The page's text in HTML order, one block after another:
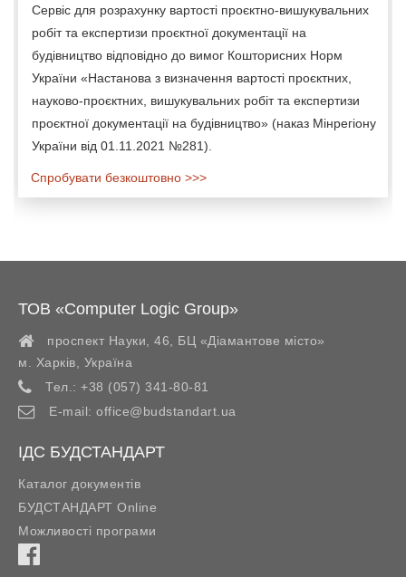
Сервіс для розрахунку вартості проєктно-вишукувальних
робіт та експертизи проєктної документації на
будівництво відповідно до вимог Кошторисних Норм
України «Настанова з визначення вартості проєктних,
науково-проєктних, вишукувальних робіт та експертизи
проєктної документації на будівництво» (наказ Мінрегіону
України від 01.11.2021 №281).
Спробувати безкоштовно >>>
ТОВ «Computer Logic Group»
проспект Науки, 46, БЦ «Діамантове місто»
м. Харків
Україна
Тел.: +38 (057) 341-80-81
E-mail: office@budstandart.ua
ІДС БУДСТАНДАРТ
Каталог документів
БУДСТАНДАРТ Online
Можливості програми